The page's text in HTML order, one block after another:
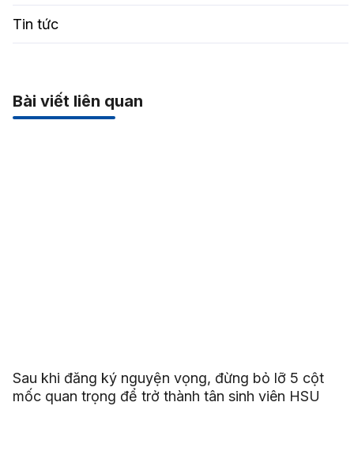
Tin tức
Bài viết liên quan
Sau khi đăng ký nguyện vọng, đừng bỏ lỡ 5 cột
mốc quan trọng để trở thành tân sinh viên HSU